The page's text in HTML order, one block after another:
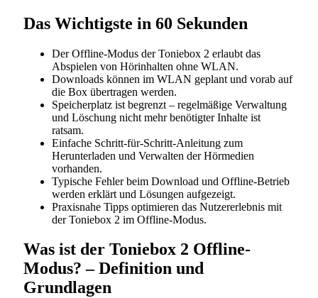
Das Wichtigste in 60 Sekunden
Der Offline-Modus der Toniebox 2 erlaubt das
Abspielen von Hörinhalten ohne WLAN.
Downloads können im WLAN geplant und vorab auf
die Box übertragen werden.
Speicherplatz ist begrenzt – regelmäßige Verwaltung
und Löschung nicht mehr benötigter Inhalte ist
ratsam.
Einfache Schritt-für-Schritt-Anleitung zum
Herunterladen und Verwalten der Hörmedien
vorhanden.
Typische Fehler beim Download und Offline-Betrieb
werden erklärt und Lösungen aufgezeigt.
Praxisnahe Tipps optimieren das Nutzererlebnis mit
der Toniebox 2 im Offline-Modus.
Was ist der Toniebox 2 Offline-
Modus? – Definition und
Grundlagen